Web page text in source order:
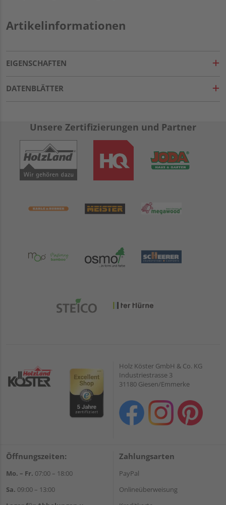
Artikelinformationen
EIGENSCHAFTEN
DATENBLÄTTER
Unsere Zertifizierungen und Partner
Holz Köster GmbH & Co. KG
Industriestrasse 3
31180 Giesen/Emmerke
Öffnungszeiten:
Mo. – Fr. 07:00 – 18:00
Sa. 09:00 – 13:00
Zahlungsarten
PayPal
Onlineüberweisung